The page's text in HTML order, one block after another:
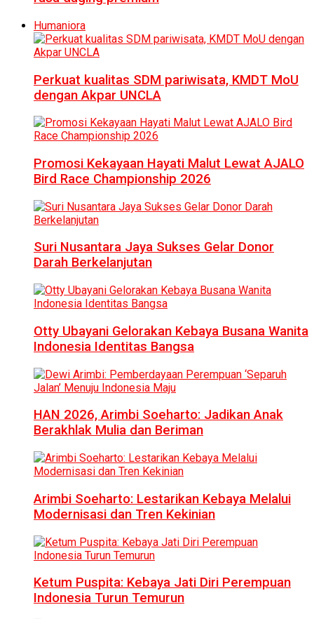
Humaniora
Perkuat kualitas SDM pariwisata, KMDT MoU
dengan Akpar UNCLA
Promosi Kekayaan Hayati Malut Lewat AJALO
Bird Race Championship 2026
Suri Nusantara Jaya Sukses Gelar Donor
Darah Berkelanjutan
Otty Ubayani Gelorakan Kebaya Busana Wanita
Indonesia Identitas Bangsa
HAN 2026, Arimbi Soeharto: Jadikan Anak
Berakhlak Mulia dan Beriman
Arimbi Soeharto: Lestarikan Kebaya Melalui
Modernisasi dan Tren Kekinian
Ketum Puspita: Kebaya Jati Diri Perempuan
Indonesia Turun Temurun